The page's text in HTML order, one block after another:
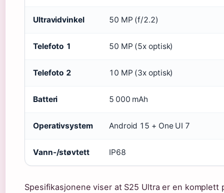
Ultravidvinkel 50 MP (f/2.2)
Telefoto 1 50 MP (5x optisk)
Telefoto 2 10 MP (3x optisk)
Batteri 5 000 mAh
Operativsystem Android 15 + One UI 7
Vann-/støvtett IP68
Spesifikasjonene viser at S25 Ultra er en komplett